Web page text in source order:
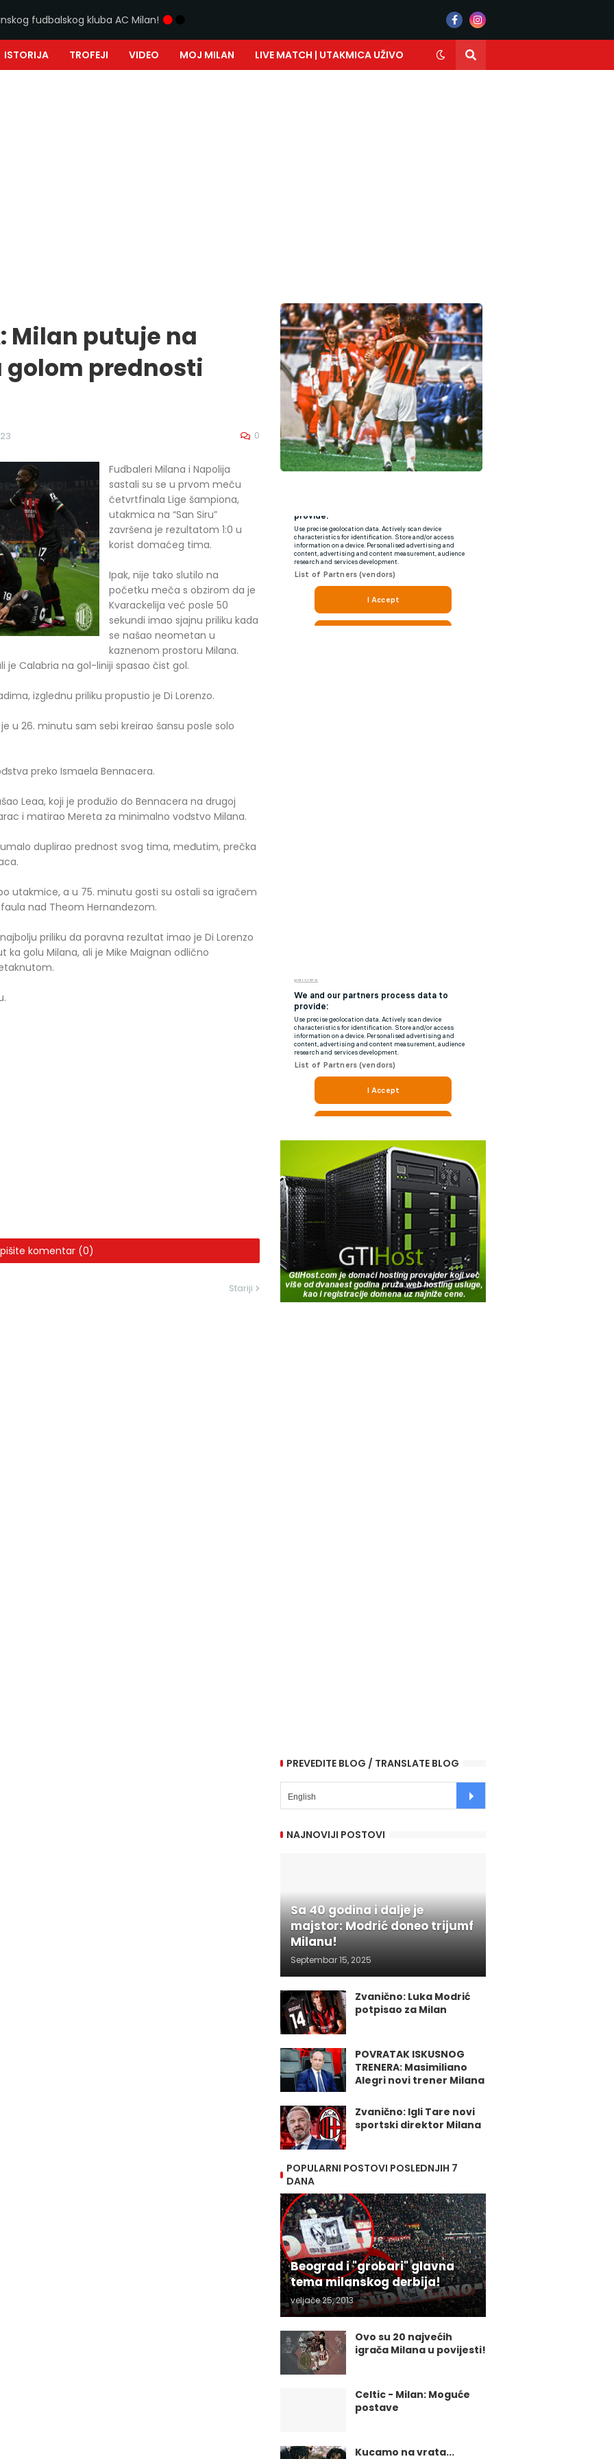
fudbalskog kluba AC Milan!
ISTORIJA TROFEJI VIDEO MOJ MILAN LIVE MATCH | UTAKMICA UŽIVO
Milan putuje na
golom prednosti
0
Fudbaleri Milana i Napolija
sastali su se u prvom meču
četvrtfinala Lige šampiona,
utakmica na “San Siru”
završena je rezultatom 1:0 u
korist domaćeg tima.
Ipak, nije tako slutilo na
početku meča s obzirom da je
Kvarackelija već posle 50
sekundi imao sjajnu priliku kada
se našao neometan u
kaznenom prostoru Milana.
je Calabria na gol-liniji spasao čist gol.
izglednu priliku propustio je Di Lorenzo.
je u 26. minutu sam sebi kreirao šansu posle solo
preko Ismaela Bennacera.
Leaa, koji je produžio do Bennacera na drugoj
i matirao Mereta za minimalno vođstvo Milana.
duplirao prednost svog tima, međutim, prečka
utakmice, a u 75. minutu gosti su ostali sa igračem
nad Theom Hernandezom.
priliku da poravna rezultat imao je Di Lorenzo
golu Milana, ali je Mike Maignan odlično
komentar (0)
Stariji
PREVEDITE BLOG / TRANSLATE BLOG
NAJNOVIJI POSTOVI
Sa 40 godina i dalje je
majstor: Modrić doneo trijumf
Milanu!
Septembar 15, 2025
Zvanično: Luka Modrić
potpisao za Milan
POVRATAK ISKUSNOG
TRENERA: Masimiliano
Alegri novi trener Milana
Zvanično: Igli Tare novi
sportski direktor Milana
POPULARNI POSTOVI POSLEDNJIH 7
DANA
Beograd i "grobari" glavna
tema milanskog derbija!
veljače 25, 2013
Ovo su 20 najvećih
igrača Milana u povijesti!
Celtic - Milan: Moguće
postave
Kucamo na vrata...